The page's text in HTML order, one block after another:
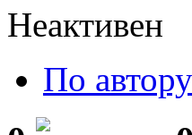
Неактивен
По автору